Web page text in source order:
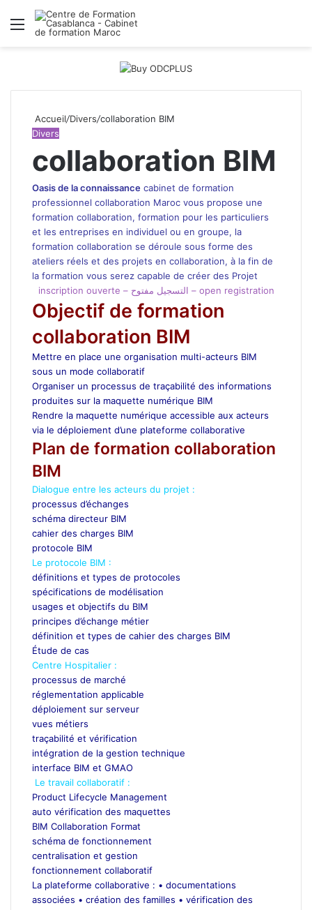
Menu
Accueil/Divers/collaboration BIM
Divers
collaboration BIM
Oasis de la connaissance cabinet de formation
professionnel collaboration Maroc vous propose une
formation collaboration, formation pour les particuliers
et les entreprises en individuel ou en groupe, la
formation collaboration se déroule sous forme des
ateliers réels et des projets en collaboration, à la fin de
la formation vous serez capable de créer des Projet
inscription ouverte – التسجيل مفتوح – open registration
Objectif de formation
collaboration BIM
Mettre en place une organisation multi-acteurs BIM
sous un mode collaboratif
Organiser un processus de traçabilité des informations
produites sur la maquette numérique BIM
Rendre la maquette numérique accessible aux acteurs
via le déploiement d’une plateforme collaborative
Plan de formation collaboration
BIM
Dialogue entre les acteurs du projet :
processus d’échanges
schéma directeur BIM
cahier des charges BIM
protocole BIM
Le protocole BIM :
définitions et types de protocoles
spécifications de modélisation
usages et objectifs du BIM
principes d’échange métier
définition et types de cahier des charges BIM
Étude de cas
Centre Hospitalier :
processus de marché
réglementation applicable
déploiement sur serveur
vues métiers
traçabilité et vérification
intégration de la gestion technique
interface BIM et GMAO
Le travail collaboratif :
Product Lifecycle Management
auto vérification des maquettes
BIM Collaboration Format
schéma de fonctionnement
centralisation et gestion
fonctionnement collaboratif
La plateforme collaborative : • documentations
associées • création des familles • vérification des